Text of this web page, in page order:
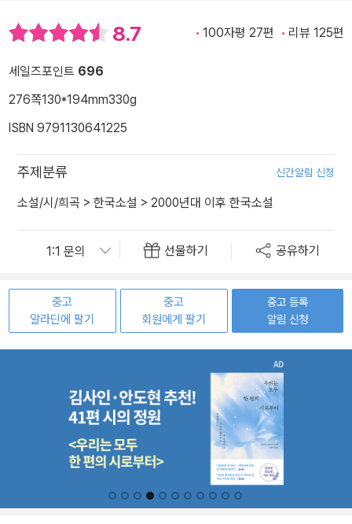
8.7 100자평 27편 리뷰 125편
세일즈포인트 696
276쪽130*194mm330g
ISBN 9791130641225
주제분류 신간알림 신청
소설/시/희곡 > 한국소설 > 2000년대 이후 한국소설
선물하기 공유하기
중고
알라딘에 팔기
중고
회원에게 팔기
중고 등록
알림 신청